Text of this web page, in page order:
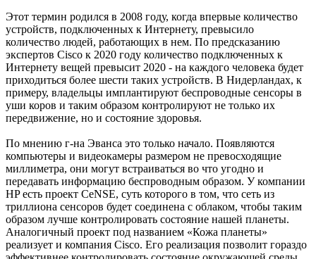
Этот термин родился в 2008 году, когда впервые количество
устройств, подключенных к Интернету, превысило
количество людей, работающих в нем. По предсказанию
экспертов Cisco к 2020 году количество подключенных к
Интернету вещей превысит 2020 - на каждого человека будет
приходиться более шести таких устройств. В Нидерландах, к
примеру, владельцы имплантируют беспроводные сенсоры в
уши коров и таким образом контролируют не только их
передвижение, но и состояние здоровья.
По мнению г-на Эванса это только начало. Появляются
компьютеры и видеокамеры размером не превосходящие
миллиметра, они могут встраиваться во что угодно и
передавать информацию беспроводным образом. У компании
HP есть проект CeNSE, суть которого в том, что сеть из
триллиона сенсоров будет соединена с облаком, чтобы таким
образом лучше контролировать состояние нашей планеты.
Аналогичный проект под названием «Кожа планеты»
реализует и компания Cisco. Его реализация позволит гораздо